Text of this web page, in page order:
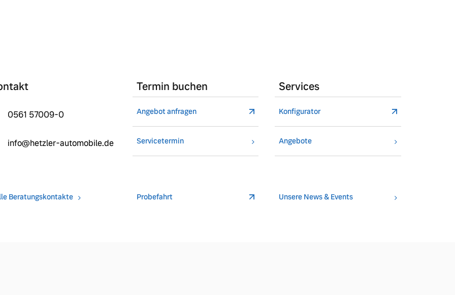
0561 57009-0
info@hetzler-automobile.de
Beratungskontakte
Termin buchen
Angebot anfragen
Servicetermin
Probefahrt
Services
Konfigurator
Angebote
Unsere News & Events